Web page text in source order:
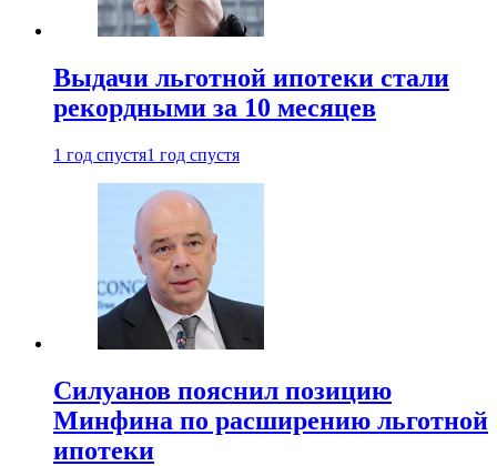
Выдачи льготной ипотеки стали
рекордными за 10 месяцев
1 год спустя1 год спустя
Силуанов пояснил позицию
Минфина по расширению льготной
ипотеки